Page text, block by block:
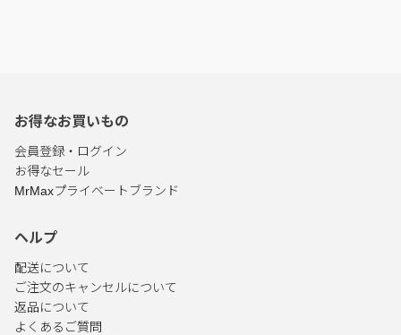
お得なお買いもの
会員登録・ログイン
お得なセール
MrMaxプライベートブランド
ヘルプ
配送について
ご注文のキャンセルについて
返品について
よくあるご質問